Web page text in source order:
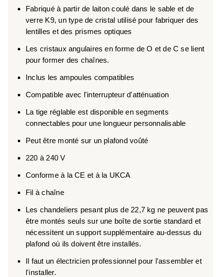
Fabriqué à partir de laiton coulé dans le sable et de
verre K9, un type de cristal utilisé pour fabriquer des
lentilles et des prismes optiques
Les cristaux angulaires en forme de O et de C se lient
pour former des chaînes.
Inclus les ampoules compatibles
Compatible avec l'interrupteur d'atténuation
La tige réglable est disponible en segments
connectables pour une longueur personnalisable
Peut être monté sur un plafond voûté
220 à 240 V
Conforme à la CE et à la UKCA
Fil à chaîne
Les chandeliers pesant plus de 22,7 kg ne peuvent pas
être montés seuls sur une boîte de sortie standard et
nécessitent un support supplémentaire au-dessus du
plafond où ils doivent être installés.
Il faut un électricien professionnel pour l'assembler et
l'installer.